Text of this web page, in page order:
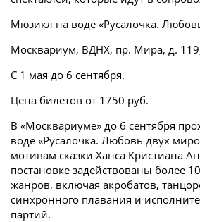
Мюзикл на воде «Русалочка.
Москвариум, ВДНХ, пр. Мира, д.
С 1 мая до 6 сентября.
Цена билетов от 1750 руб.
В «Москвариуме» до 6 сентября
воде «Русалочка. Любовь двух
мотивам сказки Ханса Кристиана
постановке задействованы более
жанров, включая акробатов,
синхронного плавания и
партий.